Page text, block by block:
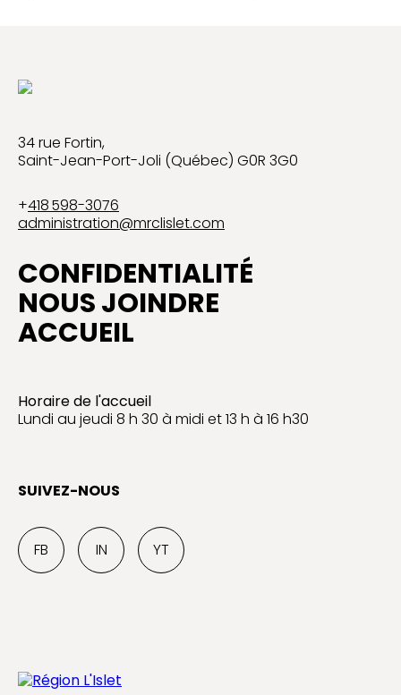
34 rue Fortin,
Saint-Jean-Port-Joli (Québec) G0R 3G0
+418 598-3076
administration@mrclislet.com
CONFIDENTIALITÉ
NOUS JOINDRE
ACCUEIL
Horaire de l'accueil
Lundi au jeudi 8 h 30 à midi et 13 h à 16 h30
SUIVEZ-NOUS
FB IN YT